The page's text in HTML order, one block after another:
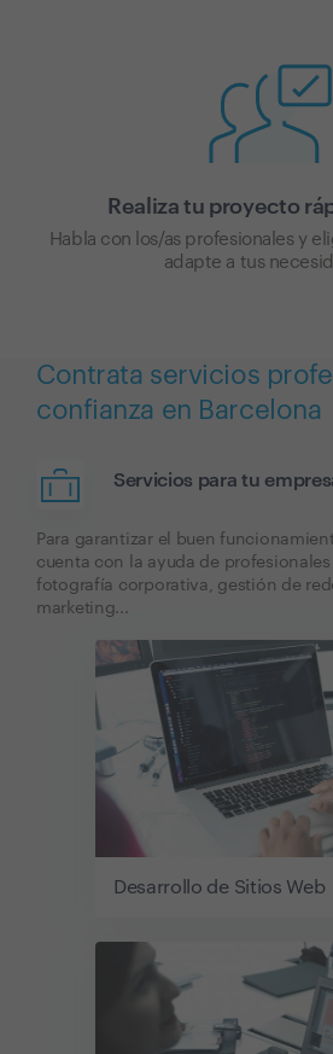
Realiza tu proyecto
Habla con los/as profesionales y
adapte a tus
Contrata servicios
confianza en Barcelona
Servicios para tu
Para garantizar el buen
cuenta con la ayuda de
fotografía corporativa, gestión de
marketing...
Desarrollo de Sitios Web